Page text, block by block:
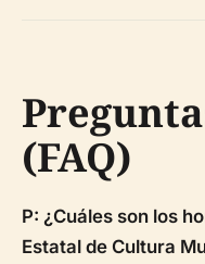
(FAQ)
P: ¿Cuáles son los
Estatal de Cultura